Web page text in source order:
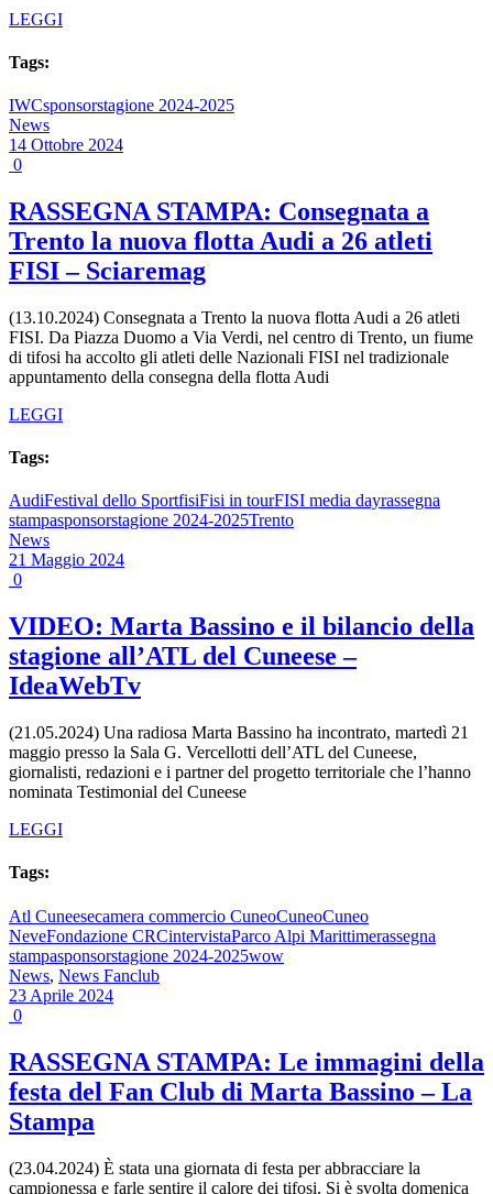
LEGGI
Tags:
IWCsponsorstagione 2024-2025
News
14 Ottobre 2024
0
RASSEGNA STAMPA: Consegnata a
Trento la nuova flotta Audi a 26 atleti
FISI – Sciaremag
(13.10.2024) Consegnata a Trento la nuova flotta Audi a 26 atleti
FISI. Da Piazza Duomo a Via Verdi, nel centro di Trento, un fiume
di tifosi ha accolto gli atleti delle Nazionali FISI nel tradizionale
appuntamento della consegna della flotta Audi
LEGGI
Tags:
AudiFestival dello SportfisiFisi in tourFISI media dayrassegna
stampasponsorstagione 2024-2025Trento
News
21 Maggio 2024
0
VIDEO: Marta Bassino e il bilancio della
stagione all’ATL del Cuneese –
IdeaWebTv
(21.05.2024) Una radiosa Marta Bassino ha incontrato, martedì 21
maggio presso la Sala G. Vercellotti dell’ATL del Cuneese,
giornalisti, redazioni e i partner del progetto territoriale che l’hanno
nominata Testimonial del Cuneese
LEGGI
Tags:
Atl Cuneesecamera commercio CuneoCuneoCuneo
NeveFondazione CRCintervistaParco Alpi Marittimerassegna
stampasponsorstagione 2024-2025wow
News, News Fanclub
23 Aprile 2024
0
RASSEGNA STAMPA: Le immagini della
festa del Fan Club di Marta Bassino – La
Stampa
(23.04.2024) È stata una giornata di festa per abbracciare la
campionessa e farle sentire il calore dei tifosi. Si è svolta domenica